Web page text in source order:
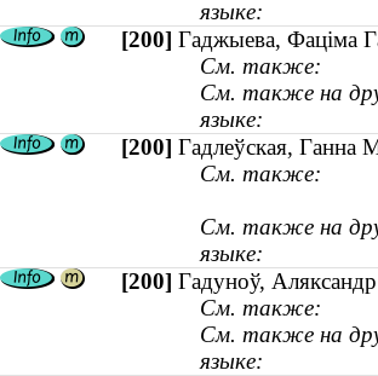
языке:
[200] Гаджыева, Фаціма
См. также:
См. также на
языке:
[200] Гадлеўская, Ганна
См. также:
См. также на
языке:
[200] Гадуноў,
См. также:
См. также на
языке: